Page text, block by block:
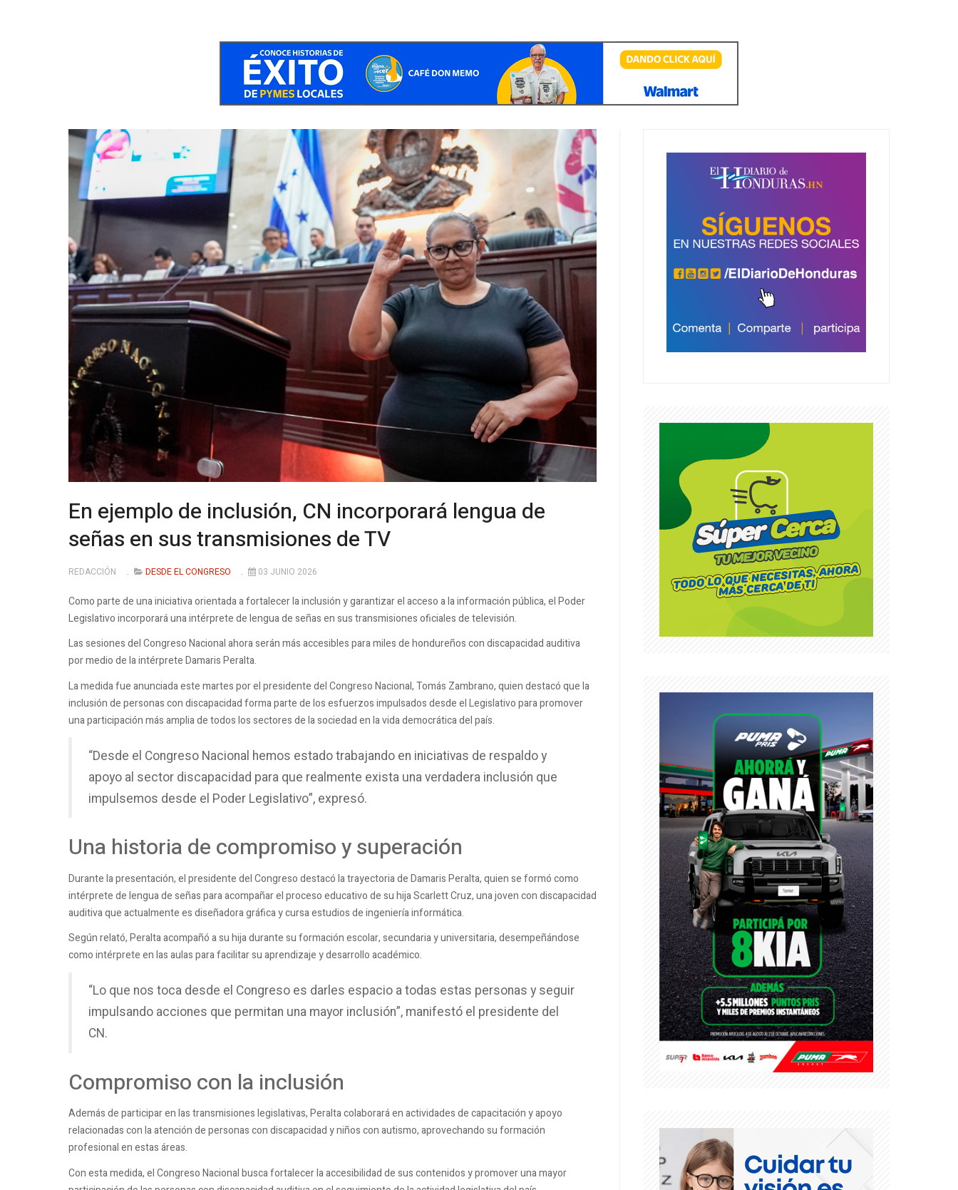
En ejemplo de inclusión, CN incorporará lengua de
señas en sus transmisiones de TV
REDACCIÓN DESDE EL CONGRESO 03 JUNIO 2026
Como parte de una iniciativa orientada a fortalecer la inclusión y garantizar el acceso a la información pública, el Poder
Legislativo incorporará una intérprete de lengua de señas en sus transmisiones oficiales de televisión.
Las sesiones del Congreso Nacional ahora serán más accesibles para miles de hondureños con discapacidad auditiva
por medio de la intérprete Damaris Peralta.
La medida fue anunciada este martes por el presidente del Congreso Nacional, Tomás Zambrano, quien destacó que la
inclusión de personas con discapacidad forma parte de los esfuerzos impulsados desde el Legislativo para promover
una participación más amplia de todos los sectores de la sociedad en la vida democrática del país.
“Desde el Congreso Nacional hemos estado trabajando en iniciativas de respaldo y
apoyo al sector discapacidad para que realmente exista una verdadera inclusión que
impulsemos desde el Poder Legislativo”, expresó.
Una historia de compromiso y superación
Durante la presentación, el presidente del Congreso destacó la trayectoria de Damaris Peralta, quien se formó como
intérprete de lengua de señas para acompañar el proceso educativo de su hija Scarlett Cruz, una joven con discapacidad
auditiva que actualmente es diseñadora gráfica y cursa estudios de ingeniería informática.
Según relató, Peralta acompañó a su hija durante su formación escolar, secundaria y universitaria, desempeñándose
como intérprete en las aulas para facilitar su aprendizaje y desarrollo académico.
“Lo que nos toca desde el Congreso es darles espacio a todas estas personas y seguir
impulsando acciones que permitan una mayor inclusión”, manifestó el presidente del
CN.
Compromiso con la inclusión
Además de participar en las transmisiones legislativas, Peralta colaborará en actividades de capacitación y apoyo
relacionadas con la atención de personas con discapacidad y niños con autismo, aprovechando su formación
profesional en estas áreas.
Con esta medida, el Congreso Nacional busca fortalecer la accesibilidad de sus contenidos y promover una mayor